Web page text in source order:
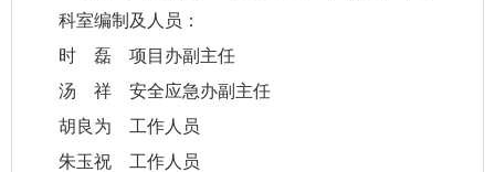
科室编制及人员：
时 磊 项目办副主任
汤 祥 安全应急办副主任
胡良为 工作人员
朱玉祝 工作人员